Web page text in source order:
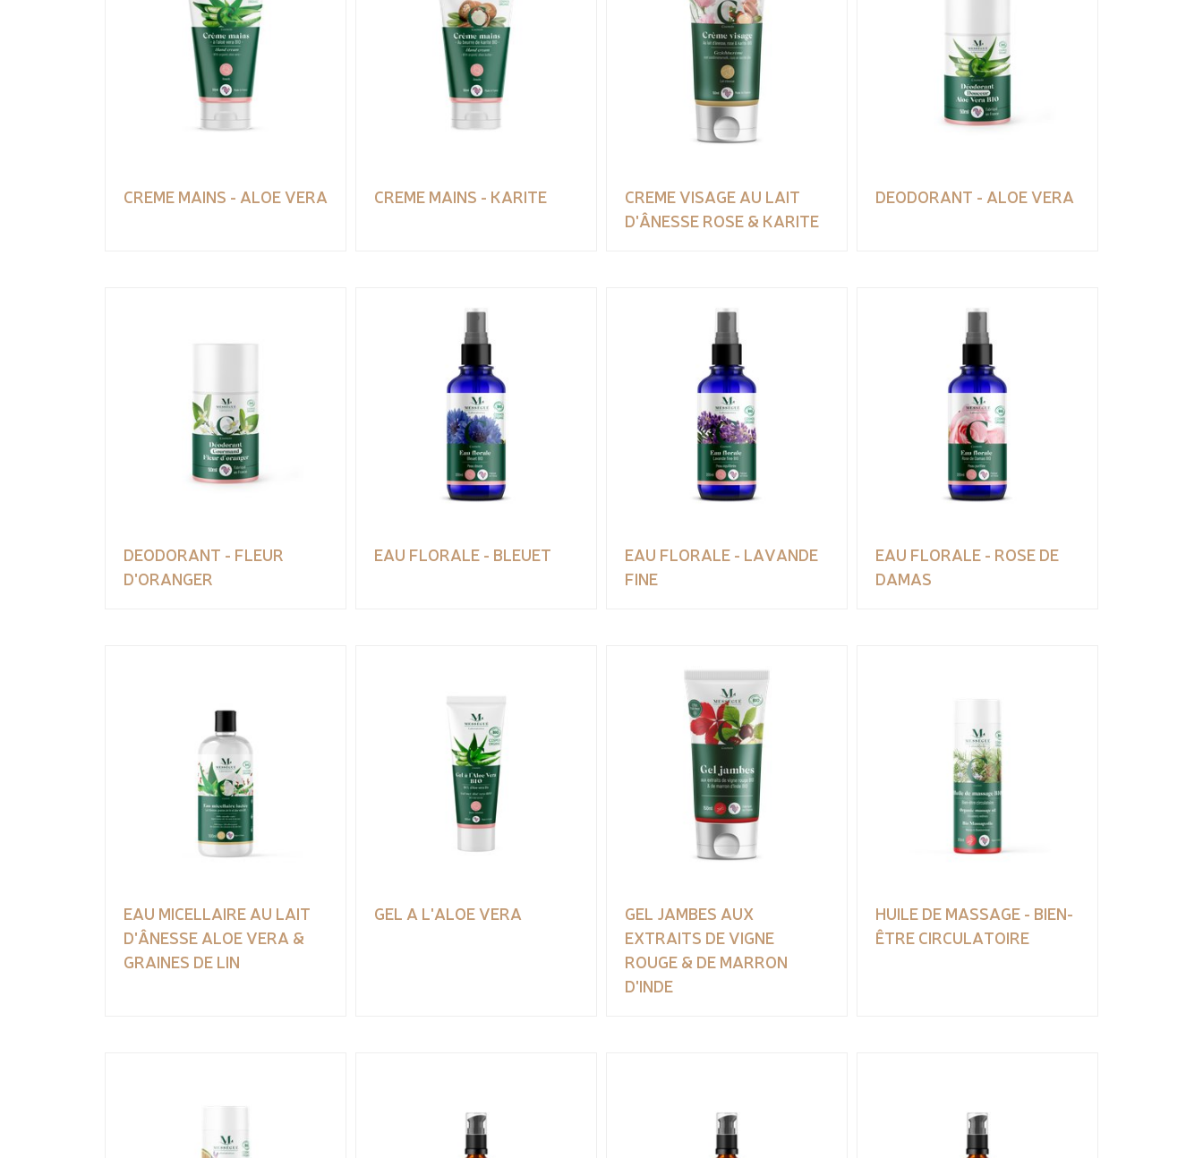
CREME MAINS - ALOE VERA CREME MAINS - KARITE
CREME VISAGE AU LAIT
D'ÂNESSE ROSE & KARITE
DEODORANT - ALOE VERA
DEODORANT - FLEUR
D'ORANGER
EAU FLORALE - BLEUET
EAU FLORALE - LAVANDE
FINE
EAU FLORALE - ROSE DE
DAMAS
EAU MICELLAIRE AU LAIT
D'ÂNESSE ALOE VERA &
GRAINES DE LIN
GEL A L'ALOE VERA
GEL JAMBES AUX
EXTRAITS DE VIGNE
ROUGE & DE MARRON
D'INDE
HUILE DE MASSAGE - BIEN-
ÊTRE CIRCULATOIRE